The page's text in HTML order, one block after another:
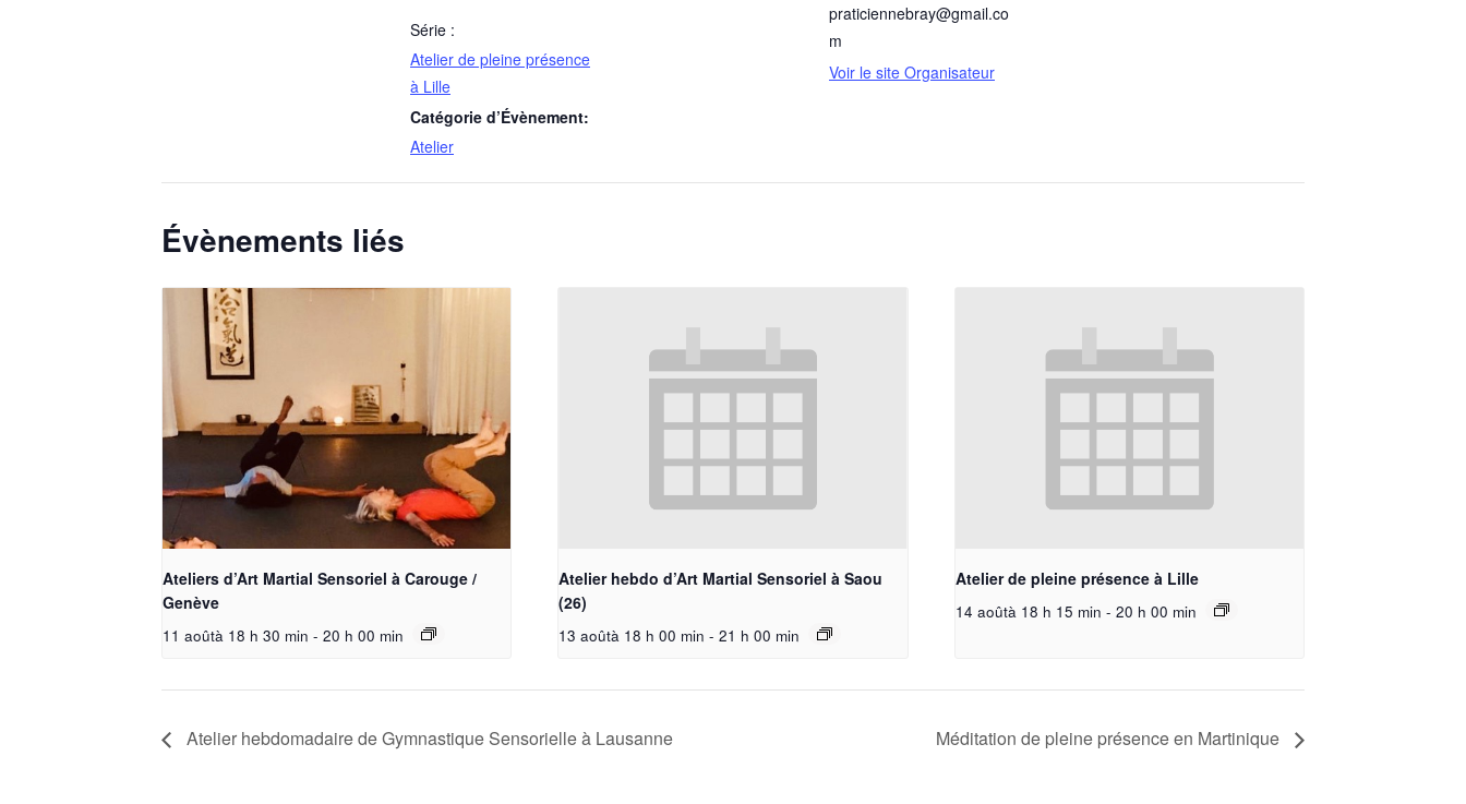
Série :
Atelier de pleine présence
à Lille
Catégorie d’Évènement:
Atelier
praticiennebray@gmail.co
m
Voir le site Organisateur
Évènements liés
Ateliers d’Art Martial Sensoriel à Carouge /
Genève
11 aoûtà 18 h 30 min - 20 h 00 min
Atelier hebdo d’Art Martial Sensoriel à Saou
(26)
13 aoûtà 18 h 00 min - 21 h 00 min
Atelier de pleine présence à Lille
14 aoûtà 18 h 15 min - 20 h 00 min
Atelier hebdomadaire de Gymnastique Sensorielle à Lausanne Méditation de pleine présence en Martinique